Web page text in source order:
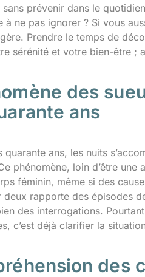
sans prévenir dans le
à ne pas ignorer ? Si vous
Prendre le temps de
sérénité et votre bien-être ;
des
ans
quarante ans, les nuits
phénomène, loin d’être
féminin, même si des
deux rapporte des épisodes
des interrogations.
c’est déjà clarifier la
des